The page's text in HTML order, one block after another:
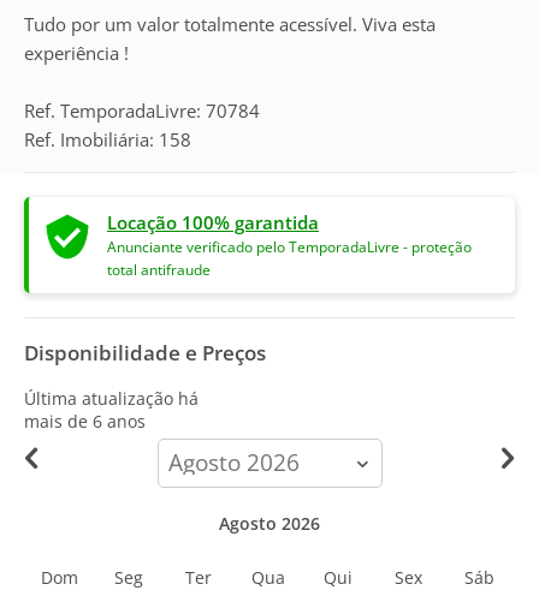
Tudo por um valor totalmente acessível. Viva esta
experiência !
Ref. TemporadaLivre: 70784
Ref. Imobiliária: 158
Locação 100% garantida
Anunciante verificado pelo TemporadaLivre - proteção
total antifraude
Disponibilidade e Preços
Última atualização há
mais de 6 anos
calendar-
month
Agosto 2026
Dom Seg Ter Qua Qui Sex Sáb